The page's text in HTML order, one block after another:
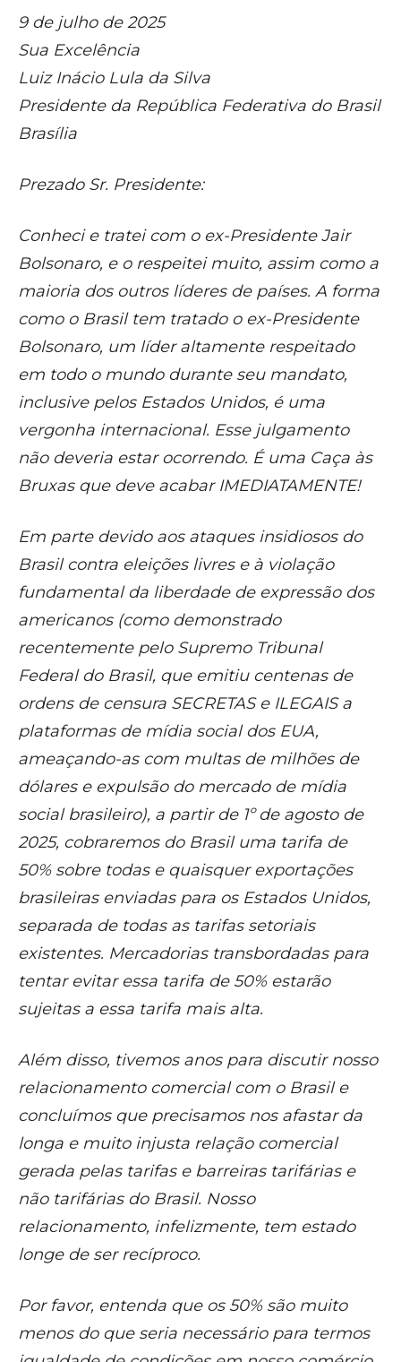
9 de julho de 2025
Sua Excelência
Luiz Inácio Lula da Silva
Presidente da República Federativa do Brasil
Brasília
Prezado Sr. Presidente:
Conheci e tratei com o ex-Presidente Jair
Bolsonaro, e o respeitei muito, assim como a
maioria dos outros líderes de países. A forma
como o Brasil tem tratado o ex-Presidente
Bolsonaro, um líder altamente respeitado
em todo o mundo durante seu mandato,
inclusive pelos Estados Unidos, é uma
vergonha internacional. Esse julgamento
não deveria estar ocorrendo. É uma Caça às
Bruxas que deve acabar IMEDIATAMENTE!
Em parte devido aos ataques insidiosos do
Brasil contra eleições livres e à violação
fundamental da liberdade de expressão dos
americanos (como demonstrado
recentemente pelo Supremo Tribunal
Federal do Brasil, que emitiu centenas de
ordens de censura SECRETAS e ILEGAIS a
plataformas de mídia social dos EUA,
ameaçando-as com multas de milhões de
dólares e expulsão do mercado de mídia
social brasileiro), a partir de 1º de agosto de
2025, cobraremos do Brasil uma tarifa de
50% sobre todas e quaisquer exportações
brasileiras enviadas para os Estados Unidos,
separada de todas as tarifas setoriais
existentes. Mercadorias transbordadas para
tentar evitar essa tarifa de 50% estarão
sujeitas a essa tarifa mais alta.
Além disso, tivemos anos para discutir nosso
relacionamento comercial com o Brasil e
concluímos que precisamos nos afastar da
longa e muito injusta relação comercial
gerada pelas tarifas e barreiras tarifárias e
não tarifárias do Brasil. Nosso
relacionamento, infelizmente, tem estado
longe de ser recíproco.
Por favor, entenda que os 50% são muito
menos do que seria necessário para termos